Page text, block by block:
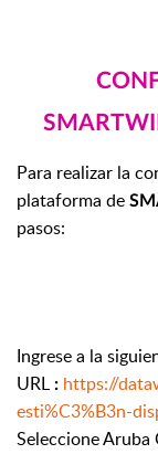
Para realizar la
plataforma de
pasos:
Ingrese a la
URL : https://
esti%C3%B3n-
Seleccione Aruba